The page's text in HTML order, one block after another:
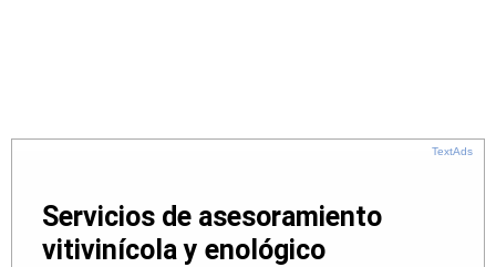
TextAds
Servicios de asesoramiento
vitivinícola y enológico